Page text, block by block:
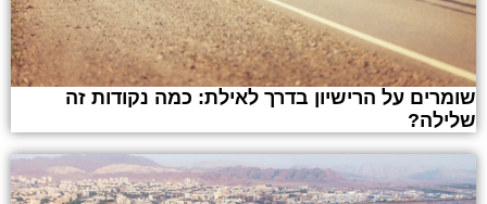
שומרים על הרישיון בדרך לאילת: כמה נקודות זה
שלילה?